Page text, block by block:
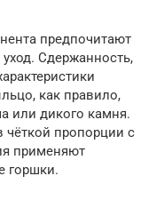
предпочитают
Сдержанность,
как правило,
или дикого камня.
чёткой пропорции с
применяют
горшки.